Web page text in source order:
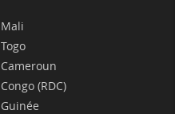
Mali
Togo
Cameroun
Congo (RDC)
Guinée